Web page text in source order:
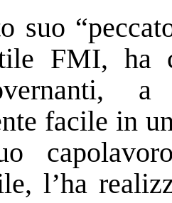
suo
FMI, ha
a
facile in
l’ha